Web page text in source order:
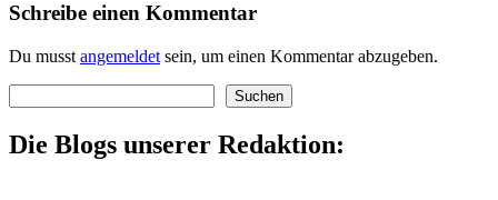
Schreibe einen Kommentar
Du musst angemeldet sein, um einen Kommentar abzugeben.
Suchen
Die Blogs unserer Redaktion: